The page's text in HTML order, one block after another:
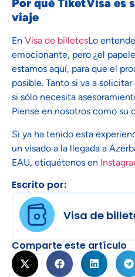
Por qué TiketVisa es
viaje
En Visa de billetesLo
emocionante, pero ¿el
estamos aquí, para que el
posible. Tanto si va a
si sólo necesita
Piense en nosotros como su
Si ya ha tenido esta
un visado a la llegada a
EAU, etiquétenos en
Escrito por:
Visa de
Comparte este artículo